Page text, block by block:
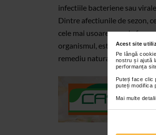
Acest site
Pe lângă
nostru și ajută
performanța
Puteți face clic
puteți modifica
Mai multe detalii
infectiile bacteriene sau
Dintre afectiunile de sezon,
cele mai usoare pana la
organismul, este indicat sa
remediu natural in